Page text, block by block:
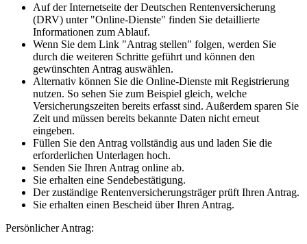
Auf der Internetseite der Deutschen Rentenversicherung
(DRV) unter "Online-Dienste" finden Sie detaillierte
Informationen zum Ablauf.
Wenn Sie dem Link "Antrag stellen" folgen, werden Sie
durch die weiteren Schritte geführt und können den
gewünschten Antrag auswählen.
Alternativ können Sie die Online-Dienste mit Registrierung
nutzen. So sehen Sie zum Beispiel gleich, welche
Versicherungszeiten bereits erfasst sind. Außerdem sparen Sie
Zeit und müssen bereits bekannte Daten nicht erneut
eingeben.
Füllen Sie den Antrag vollständig aus und laden Sie die
erforderlichen Unterlagen hoch.
Senden Sie Ihren Antrag online ab.
Sie erhalten eine Sendebestätigung.
Der zuständige Rentenversicherungsträger prüft Ihren Antrag.
Sie erhalten einen Bescheid über Ihren Antrag.
Persönlicher Antrag: